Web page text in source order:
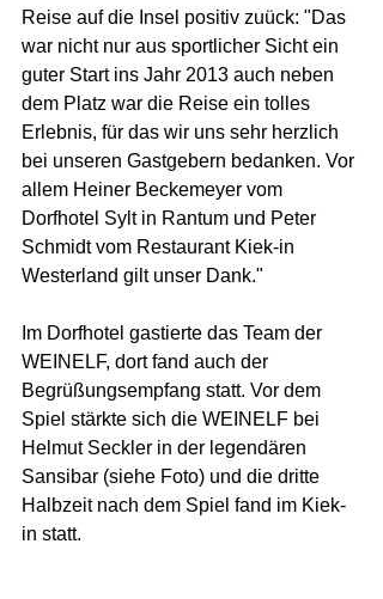
Reise auf die Insel positiv zuück: "Das
war nicht nur aus sportlicher Sicht ein
guter Start ins Jahr 2013 auch neben
dem Platz war die Reise ein tolles
Erlebnis, für das wir uns sehr herzlich
bei unseren Gastgebern bedanken. Vor
allem Heiner Beckemeyer vom
Dorfhotel Sylt in Rantum und Peter
Schmidt vom Restaurant Kiek-in
Westerland gilt unser Dank."
Im Dorfhotel gastierte das Team der
WEINELF, dort fand auch der
Begrüßungsempfang statt. Vor dem
Spiel stärkte sich die WEINELF bei
Helmut Seckler in der legendären
Sansibar (siehe Foto) und die dritte
Halbzeit nach dem Spiel fand im Kiek-
in statt.